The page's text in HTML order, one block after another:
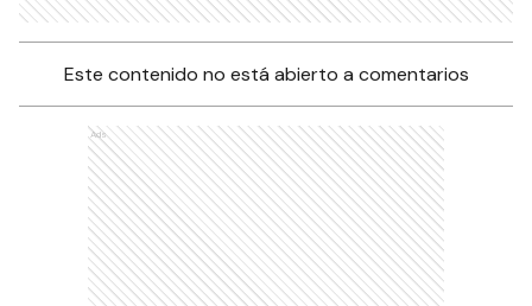
Este contenido no está abierto a comentarios
Ads